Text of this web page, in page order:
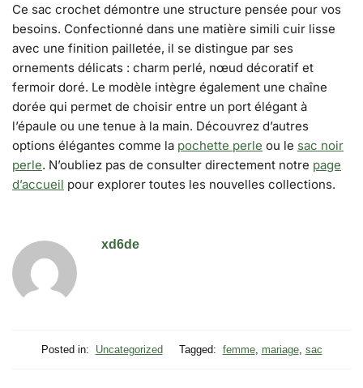
Ce sac crochet démontre une structure pensée pour vos
besoins. Confectionné dans une matière simili cuir lisse
avec une finition pailletée, il se distingue par ses
ornements délicats : charm perlé, nœud décoratif et
fermoir doré. Le modèle intègre également une chaîne
dorée qui permet de choisir entre un port élégant à
l’épaule ou une tenue à la main. Découvrez d’autres
options élégantes comme la pochette perle ou le sac noir
perle. N’oubliez pas de consulter directement notre page
d’accueil pour explorer toutes les nouvelles collections.
xd6de
Posted in: Uncategorized Tagged: femme, mariage, sac